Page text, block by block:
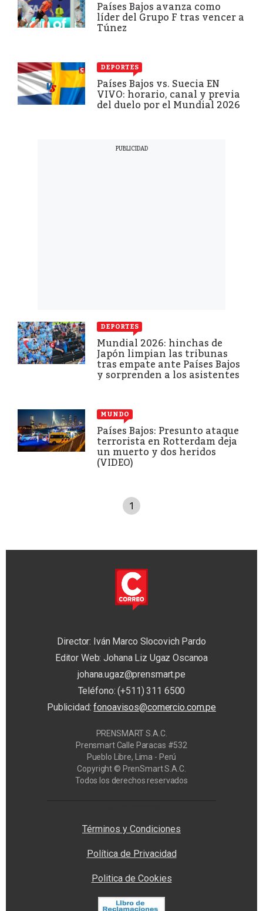
Países Bajos avanza como
líder del Grupo F tras vencer a
Túnez
DEPORTES
Países Bajos vs. Suecia EN
VIVO: horario, canal y previa
del duelo por el Mundial 2026
DEPORTES
Mundial 2026: hinchas de
Japón limpian las tribunas
tras empate ante Países Bajos
y sorprenden a los asistentes
MUNDO
Países Bajos: Presunto ataque
terrorista en Rotterdam deja
un muerto y dos heridos
(VIDEO)
1
Director: Iván Marco Slocovich Pardo
Editor Web: Johana Liz Ugaz Oscanoa
johana.ugaz@prensmart.pe
Teléfono: (+511) 311 6500
Publicidad:fonoavisos@comercio.com.pe
PRENSMART S.A.C.
Prensmart Calle Paracas #532
Pueblo Libre, Lima - Perú
Copyright © PrenSmart S.A.C.
Todos los derechos reservados
Términos y Condiciones
Política de Privacidad
Politica de Cookies